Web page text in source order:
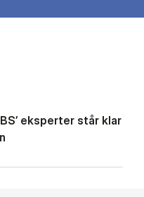
eksperter står klar